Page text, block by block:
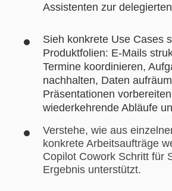
Assistenten zur
Sieh konkrete Use Cases
Produktfolien: E-Mails
Termine koordinieren,
nachhalten, Daten
Präsentationen
wiederkehrende Abläufe
Verstehe, wie aus
konkrete Arbeitsaufträge
Copilot Cowork Schritt für
Ergebnis unterstützt.